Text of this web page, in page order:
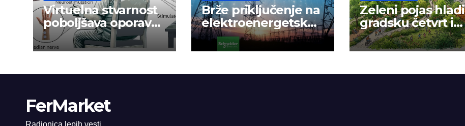
Virtuelna stvarnost
poboljšava oporavak
ruke nakon
moždanog udara
Brže priključenje na
elektroenergetsku
mrežu
Zeleni pojas hladi
gradsku četvrt i
okolinu
FerMarket
Radionica lepih vesti